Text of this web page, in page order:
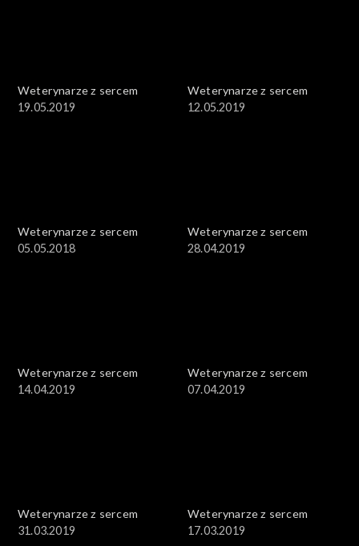
Weterynarze z sercem
19.05.2019
Weterynarze z sercem
12.05.2019
Weterynarze z sercem
05.05.2018
Weterynarze z sercem
28.04.2019
Weterynarze z sercem
14.04.2019
Weterynarze z sercem
07.04.2019
Weterynarze z sercem
31.03.2019
Weterynarze z sercem
17.03.2019